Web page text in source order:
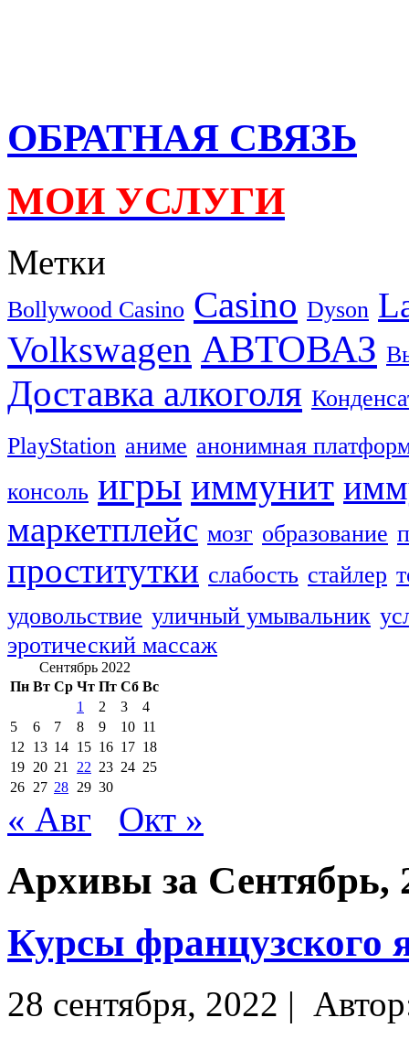
ОБРАТНАЯ СВЯЗЬ
МОИ УСЛУГИ
Метки
Bollywood Casino Casino Dyson
Volkswagen АВТОВАЗ
Доставка алкоголя
PlayStation аниме анонимная
консоль игры иммунит
маркетплейс мозг образование
проститутки слабость стайлер
удовольствие уличный умывальник
эротический массаж
Сентябрь 2022
Пн Вт Ср Чт Пт Сб Вс
1
2 3
4
5
6 7 8 9 10 11
12
13 14 15 16 17 18
19 20 21 22 23 24 25
26 27 28 29 30
« Авг Окт »
Архивы за Сентябрь,
Курсы французского
28 сентября, 2022 |